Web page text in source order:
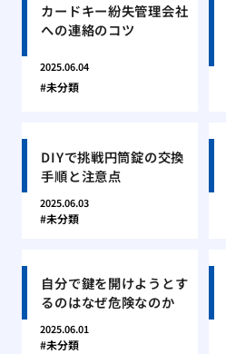
カードキー紛失管理会社
への連絡のコツ
2025.06.04
未分類
DIYで挑戦円筒錠の交換
手順と注意点
2025.06.03
未分類
自分で鍵を開けようとす
るのはなぜ危険なのか
2025.06.01
未分類